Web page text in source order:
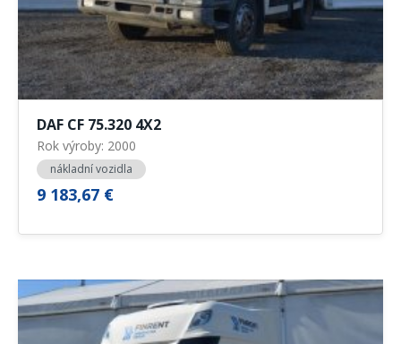
DAF CF 75.320 4X2
Rok výroby: 2000
nákladní vozidla
9 183,67 €